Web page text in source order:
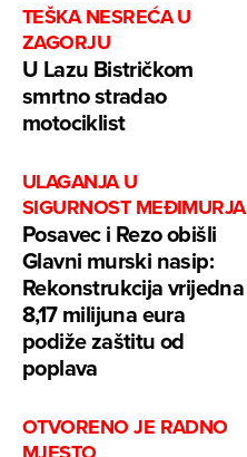
TEŠKA NESREĆA U
ZAGORJU
U Lazu Bistričkom
smrtno stradao
motociklist
ULAGANJA U
SIGURNOST MEĐIMURJA
Posavec i Rezo obišli
Glavni murski nasip:
Rekonstrukcija vrijedna
8,17 milijuna eura
podiže zaštitu od
poplava
OTVORENO JE RADNO